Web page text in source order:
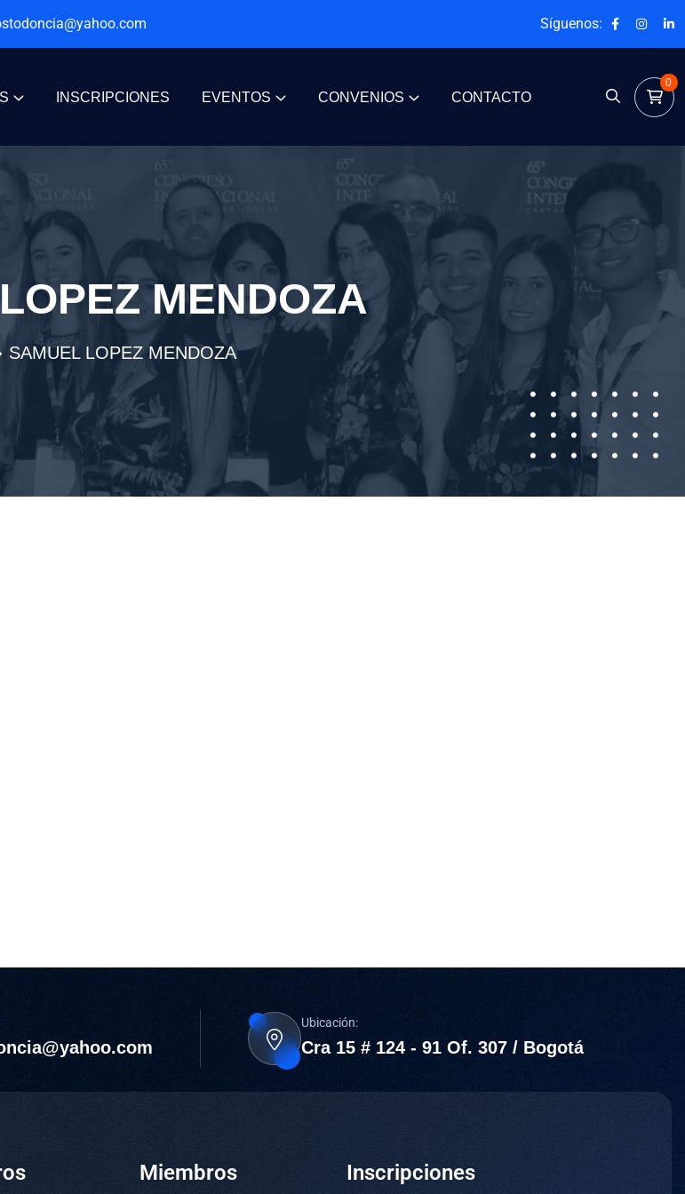
Síguenos:
INSCRIPCIONES EVENTOS CONVENIOS CONTACTO
0
MENDOZA
SAMUEL LOPEZ MENDOZA
Ubicación:
Cra 15 # 124 - 91 Of. 307 / Bogotá
Miembros Inscripciones